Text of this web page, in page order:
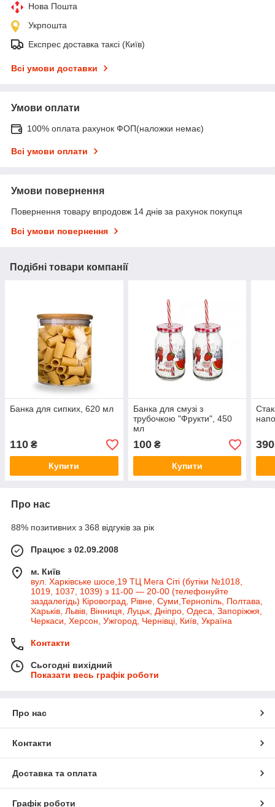
Нова Пошта
Укрпошта
Експрес доставка таксі (Київ)
Всі умови доставки
Умови оплати
100% оплата рахунок ФОП(наложки немає)
Всі умови оплати
Умови повернення
Повернення товару впродовж 14 днів за рахунок покупця
Всі умови повернення
Подібні товари компанії
Банка для сипких, 620 мл
110 ₴
Купити
Банка для смузі з
трубочкою "Фрукти", 450
мл
100₴
Купити
390
Про нас
88% позитивних з 368 відгуків за рік
Працює з 02.09.2008
м. Київ
вул. Харківське шосе,19 ТЦ Мега Сіті (бутіки №1018,
1019, 1037, 1039) з 11-00 — 20-00 (телефонуйте
заздалегідь) Кіровоград, Рівне, Суми,Тернопіль, Полтава,
Харьків, Львів, Вінниця, Луцьк, Дніпро, Одеса, Запоріжжя,
Черкаси, Херсон, Ужгород, Чернівці, Київ, Україна
Контакти
Сьогодні вихідний
Показати весь графік роботи
Про нас
Контакти
Доставка та оплата
Графік роботи